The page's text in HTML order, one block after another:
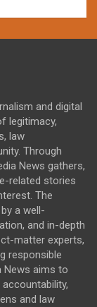
and digital
legitimacy,
law
Through
News gathers,
related stories
The
a well-
and in-depth
matter experts,
responsible
News aims to
and law